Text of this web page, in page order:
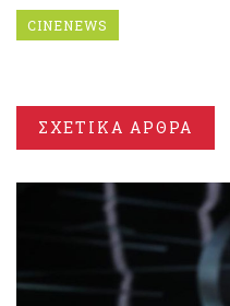
CINENEWS
ΣΧΕΤΙΚΑ ΑΡΘΡΑ